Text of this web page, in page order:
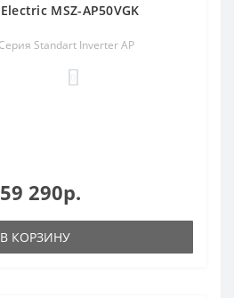
MSZ-AP50VGK
Standart Inverter AP
290р.
В КОРЗИНУ